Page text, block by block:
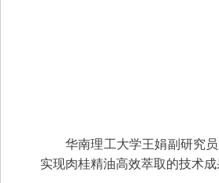
华南理工大学王娟副研究
实现肉桂精油高效萃取的技术